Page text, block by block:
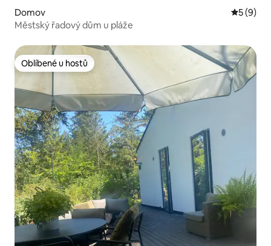
Domov
5 (9)
Městský řadový dům u pláže
Oblíbené u hostů
Oblíbené u hostů